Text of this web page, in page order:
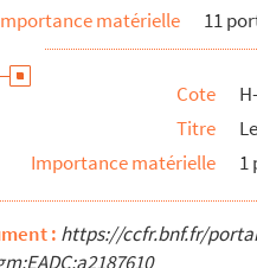
matérielle
11
Cote
Titre
Importance matérielle
1
: https://ccfr.bnf.fr/